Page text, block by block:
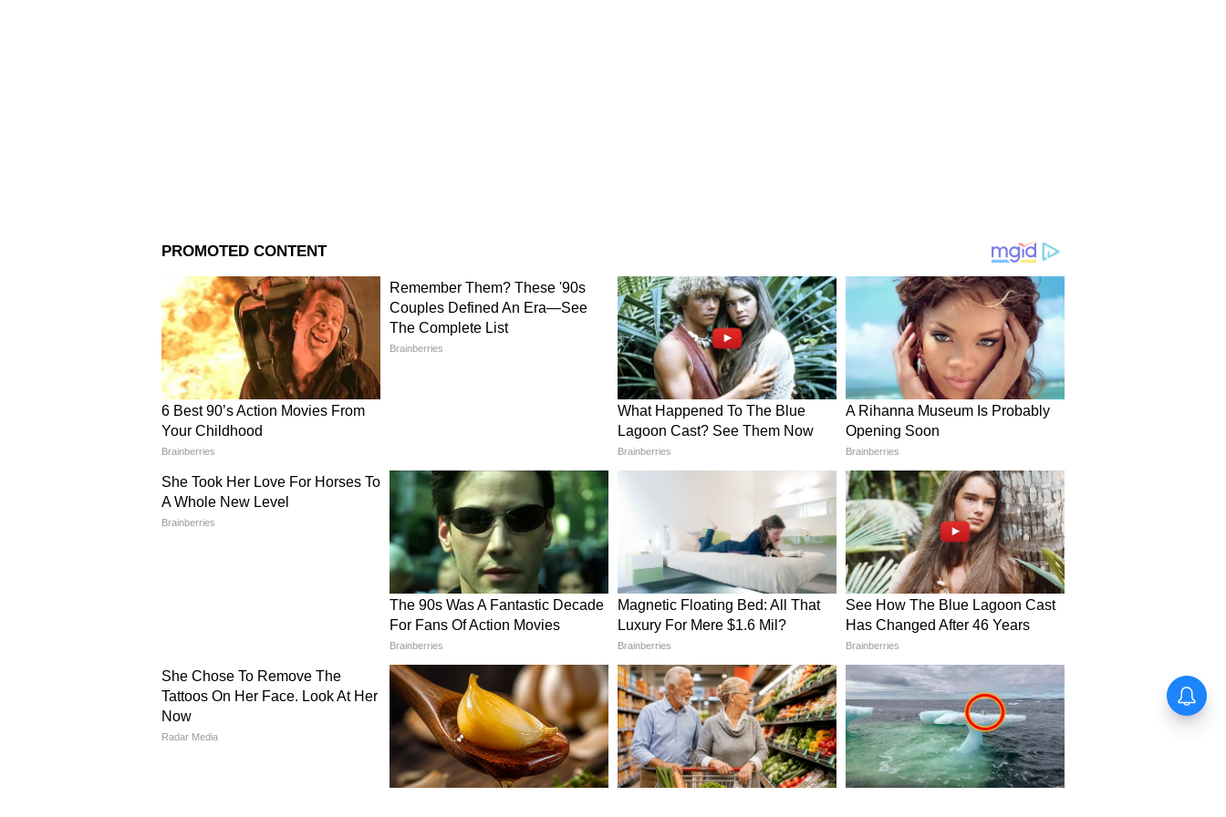
পর তা দর্শকমনে কতটা স্থান পায়।
আরও পড়ুন
Saswata Chatterjee - 'আবার প্রলয় - বাংলায় ভালো চিত্রনাট্য না পেলে কাজ করবো
না' - শাশ্বত
Raj Chakraborty Exclusive Interview - আবার প্রলয় - বাংলা ওটিটি-তে এর আগে
এত বড় কাজ হয়নি - রাজ
Abar Proloy: কেমন কাটছে ঋদ্ধিমার প্রেগনেন্সি পিরিয়ড, কেমন ভাবে তাঁর যত্ন নিচ্ছেন,
জানালেন হবু বাবা গৌরব চক্রবর্তী